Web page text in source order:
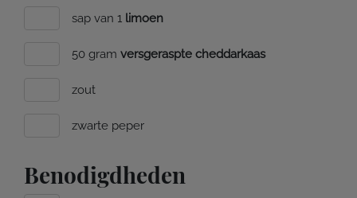
sap van 1 limoen
50 gram versgeraspte cheddarkaas
zout
zwarte peper
Benodigdheden